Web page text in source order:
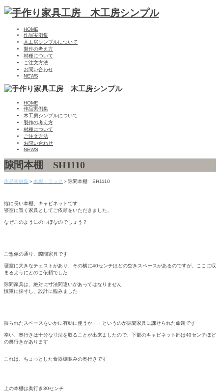
HOME
作品実例集
木工房シンプルについて
製作の考え方
材種について
ご注文方法
お問い合わせ
NEWS
HOME
作品実例集
木工房シンプルについて
製作の考え方
材種について
ご注文方法
お問い合わせ
NEWS
隙間本棚 SH1110
作品実例集＞本棚・ラック ＞隙間本棚 SH1110
縦に長い本棚、キャビネットです
寝室に置く家具としてご依頼をいただきました。
なぜこのようにのっぽなのでしょう？
ご想像の通り、隙間家具です
寝室に大きなチェストがあり、その横に40センチほどの空きスペースがあるのですが、ここに収
まるようにとのご依頼でした
隙間家具は、絶対に寸法間違いがあってはなりません
慎重に採寸し、設計に臨みました
限られたスペースをいかに有効に使うか・・というのが隙間家具に課せられた命題です
幸い、奥行きは十分な寸法を取ることが出来ましたので、下部のキャビネット部は40センチほど
の奥行きがあります
これは、ちょっとした食器棚並みの奥行きです
上の本棚は奥行き30センチ